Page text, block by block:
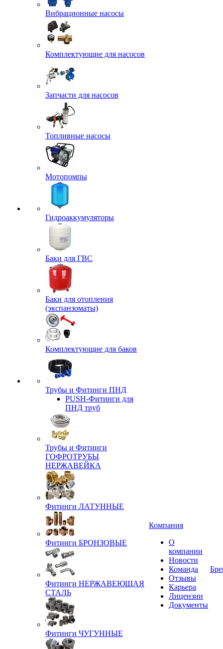
Вибрационные насосы
Комплектующие для насосов
Запчасти для насосов
Топливные насосы
Мотопомпы
Гидроаккумуляторы
Баки для ГВС
Баки для отопления
(экспанзоматы)
Комплектующие для баков
Трубы и Фитинги ПНД
PUSH-Фитинги для
ПНД труб
Трубы и Фитинги
ГОФРОТРУБЫ
НЕРЖАВЕЙКА
Фитинги ЛАТУННЫЕ
Фитинги БРОНЗОВЫЕ
Фитинги НЕРЖАВЕЮЩАЯ
СТАЛЬ
Фитинги ЧУГУННЫЕ
Компания
О
компании
Новости
Команда
Отзывы
Карьера
Лицензии
Документы